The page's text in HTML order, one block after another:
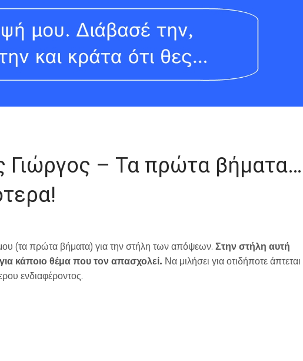
Γιώργος – Τα πρώτα βήματα…
(τα πρώτα βήματα) για την στήλη των απόψεων. Στην στήλη αυτή
κάποιο θέμα που τον απασχολεί. Να μιλήσει για οτιδήποτε άπτεται
ενδιαφέροντος.